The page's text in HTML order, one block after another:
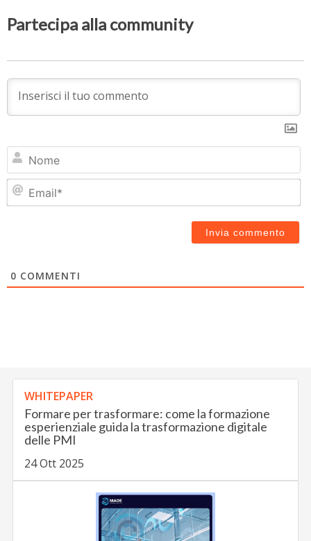
Partecipa alla community
0 COMMENTI
WHITEPAPER
Formare per trasformare: come la formazione
esperienziale guida la trasformazione digitale
delle PMI
24 Ott 2025